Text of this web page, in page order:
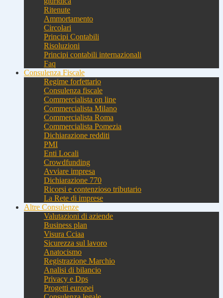
Ritenute
Ammortamento
Circolari
Principi Contabili
Risoluzioni
Principi contabili internazionali
Faq
Consulenza Fiscale
Regime forfettario
Consulenza fiscale
Commercialista on line
Commercialista Milano
Commercialista Roma
Commercialista Pomezia
Dichiarazione redditi
PMI
Enti Locali
Crowdfunding
Avviare impresa
Dichiarazione 770
Ricorsi e contenzioso tributario
La Rete di imprese
Altre Consulenze
Valutazioni di aziende
Business plan
Visura Cciaa
Sicurezza sul lavoro
Anatocismo
Registrazione Marchio
Analisi di bilancio
Privacy e Dps
Progetti europei